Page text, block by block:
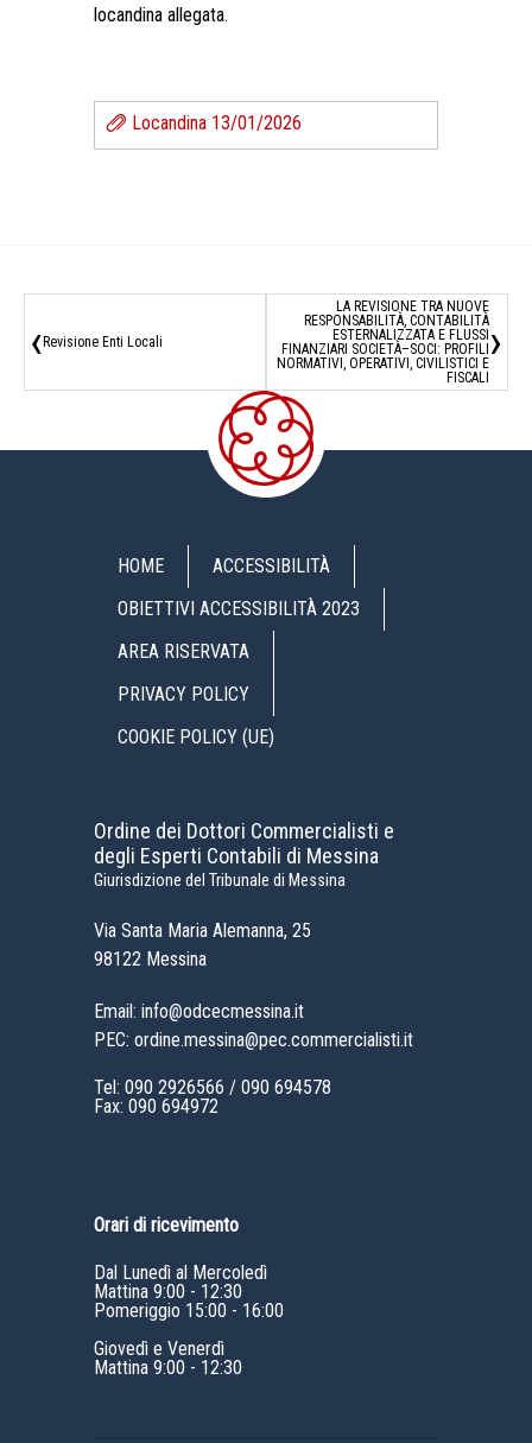
locandina allegata.
Locandina 13/01/2026
‹ Revisione Enti Locali
LA REVISIONE TRA NUOVE
RESPONSABILITÀ, CONTABILITÀ
ESTERNALIZZATA E FLUSSI
FINANZIARI SOCIETÀ–SOCI: PROFILI
NORMATIVI, OPERATIVI, CIVILISTICI E
FISCALI
›
HOME
ACCESSIBILITÀ
OBIETTIVI ACCESSIBILITÀ 2023
AREA RISERVATA
PRIVACY POLICY
COOKIE POLICY (UE)
Ordine dei Dottori Commercialisti e
degli Esperti Contabili di Messina
Giurisdizione del Tribunale di Messina
Via Santa Maria Alemanna, 25
98122 Messina
Email: info@odcecmessina.it
PEC: ordine.messina@pec.commercialisti.it
Tel: 090 2926566 / 090 694578
Fax: 090 694972
Orari di ricevimento
Dal Lunedì al Mercoledì
Mattina 9:00 - 12:30
Pomeriggio 15:00 - 16:00
Giovedì e Venerdì
Mattina 9:00 - 12:30